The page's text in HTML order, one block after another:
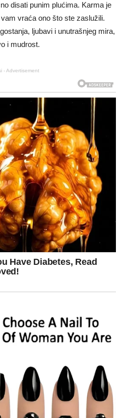
disati punim plućima. Karma je
vraća ono što ste zaslužili.
ljubavi i unutrašnjeg mira,
i mudrost.
- Advertisement